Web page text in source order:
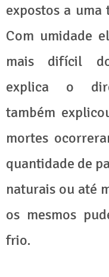
expostos a
Com umidade
mais difícil
explica o
também
mortes
quantidade de
naturais ou até
os mesmos
frio.